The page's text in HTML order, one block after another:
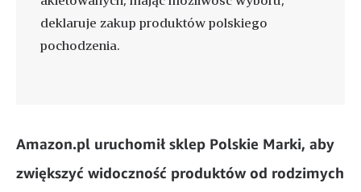
deklaruje zakup produktów polskiego
pochodzenia.
Amazon.pl uruchomił sklep Polskie Marki, aby
zwiększyć widoczność produktów od rodzimych